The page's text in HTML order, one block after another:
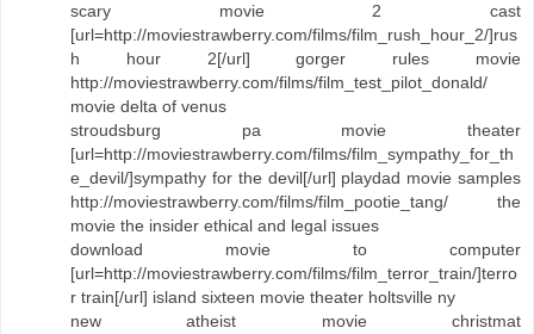
scary movie 2 cast
[url=http://moviestrawberry.com/films/film_rush_hour_2/]rus
h hour 2[/url] gorger rules movie
http://moviestrawberry.com/films/film_test_pilot_donald/
movie delta of venus
stroudsburg pa movie theater
[url=http://moviestrawberry.com/films/film_sympathy_for_th
e_devil/]sympathy for the devil[/url] playdad movie samples
http://moviestrawberry.com/films/film_pootie_tang/ the
movie the insider ethical and legal issues
download movie to computer
[url=http://moviestrawberry.com/films/film_terror_train/]terro
r train[/url] island sixteen movie theater holtsville ny
new atheist movie christmat